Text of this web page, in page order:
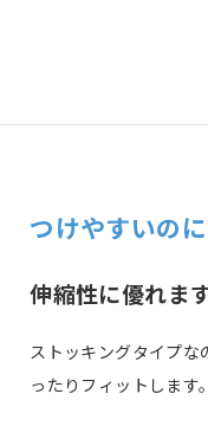
つけやすいの
伸縮性に優れま
ストッキングタイプな
ったりフィットします。